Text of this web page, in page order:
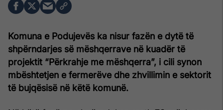
Komuna e Podujevës ka nisur fazën e dytë të
shpërndarjes së mëshqerrave në kuadër të
projektit “Përkrahje me mëshqerra”, i cili synon
mbështetjen e fermerëve dhe zhvillimin e sektorit
të bujqësisë në këtë komunë.